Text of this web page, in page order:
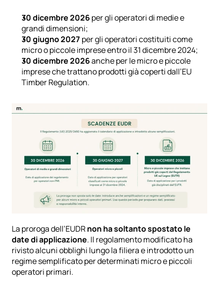
30 dicembre 2026 per gli operatori di medie e
grandi dimensioni;
30 giugno 2027 per gli operatori costituiti come
micro o piccole imprese entro il 31 dicembre 2024;
30 dicembre 2026 anche per le micro e piccole
imprese che trattano prodotti già coperti dall’EU
Timber Regulation.
La proroga dell’EUDR non ha soltanto spostato le
date di applicazione. Il regolamento modificato ha
rivisto alcuni obblighi lungo la filiera e introdotto un
regime semplificato per determinati micro e piccoli
operatori primari.